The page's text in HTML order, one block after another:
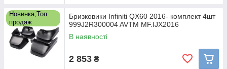
Новинка;Топ
продаж
Бризковики Infiniti QX60 2016- комплект 4шт
999J2R300004 AVTM MF.IJX2016
В наявності
2 853 ₴